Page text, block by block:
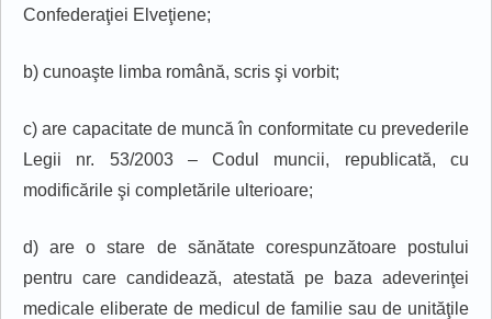
Confederaţiei Elveţiene;
b) cunoaşte limba română, scris şi vorbit;
c) are capacitate de muncă în conformitate cu prevederile
Legii nr. 53/2003 – Codul muncii, republicată, cu
modificările şi completările ulterioare;
d) are o stare de sănătate corespunzătoare postului
pentru care candidează, atestată pe baza adeverinţei
medicale eliberate de medicul de familie sau de unităţile